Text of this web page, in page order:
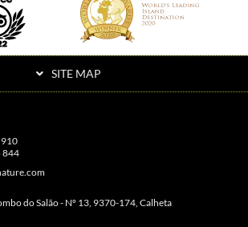
SITE MAP
844
do Salão - Nº 13, 9370-174, Calheta